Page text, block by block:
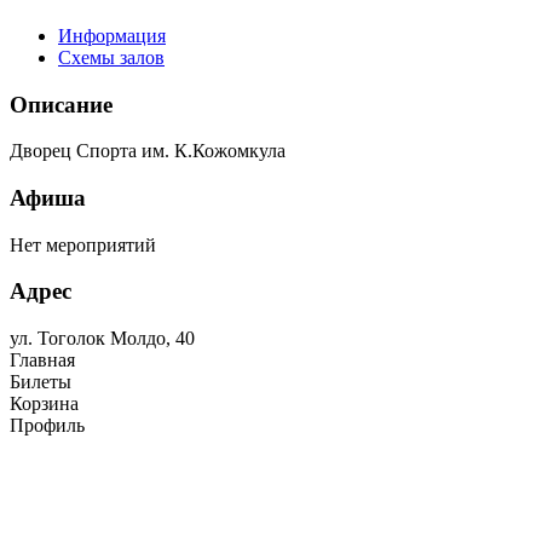
Информация
Схемы залов
Описание
Дворец Спорта им. К.Кожомкула
Афиша
Нет мероприятий
Адрес
ул. Тоголок Молдо, 40
Главная
Билеты
Корзина
Профиль